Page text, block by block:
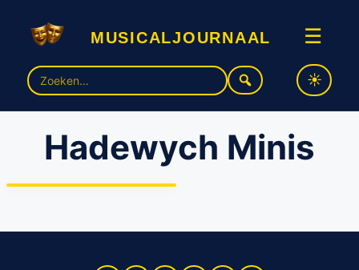
musicaljournaal ☰
Zoek
naar:
Hadewych Minis
Hadewych Minis deelt rol